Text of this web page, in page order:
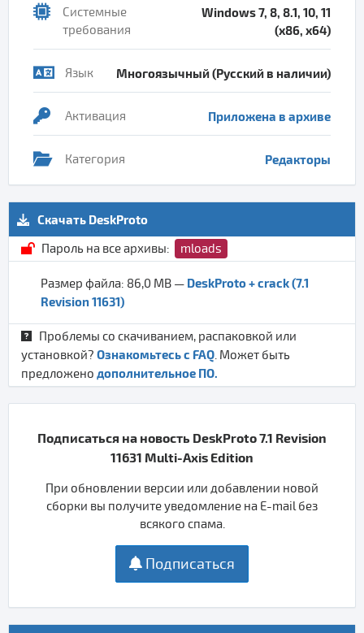
Системные
требования
Windows 7, 8, 8.1, 10, 11
(x86, x64)
Язык Многоязычный (Русский в наличии)
Активация Приложена в архиве
Категория Редакторы
Скачать DeskProto
Пароль на все архивы:
mloads
Размер файла: 86,0 MB — DeskProto + crack (7.1
Revision 11631)
Проблемы со скачиванием, распаковкой или
установкой? Ознакомьтесь с FAQ . Может быть
предложено дополнительное ПО.
Подписаться на новость DeskProto 7.1 Revision
11631 Multi-Axis Edition
При обновлении версии или добавлении новой
сборки вы получите уведомление на E-mail без
всякого спама.
Подписаться